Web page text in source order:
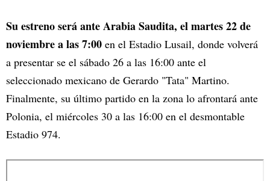
Su estreno será ante Arabia Saudita, el martes 22 de
noviembre a las 7:00 en el Estadio Lusail, donde volverá
a presentar se el sábado 26 a las 16:00 ante el
seleccionado mexicano de Gerardo "Tata" Martino.
Finalmente, su último partido en la zona lo afrontará ante
Polonia, el miércoles 30 a las 16:00 en el desmontable
Estadio 974.